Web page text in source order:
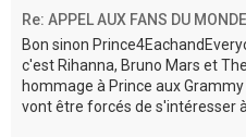
Re: APPEL AUX FANS DU
Bon sinon
c'est Rihanna, Bruno Mars et
hommage à Prince aux
vont être forcés de s'intéresser